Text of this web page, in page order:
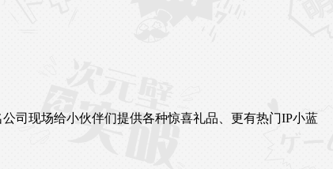
司现场给小伙伴们提供各种惊喜礼品、更有热门IP小蓝